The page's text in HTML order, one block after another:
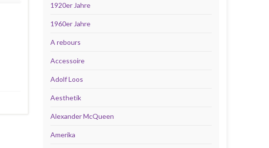
1920er Jahre
1960er Jahre
A rebours
Accessoire
Adolf Loos
Aesthetik
Alexander McQueen
Amerika